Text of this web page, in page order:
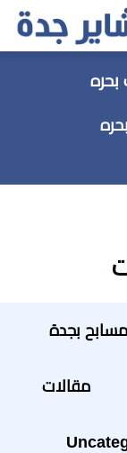
بحره
بجدة
مقالات